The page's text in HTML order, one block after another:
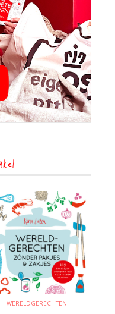
WERELDGERECHTEN